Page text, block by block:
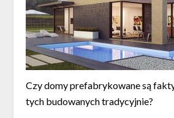
Czy domy prefabrykowane są
tych budowanych tradycyjnie?